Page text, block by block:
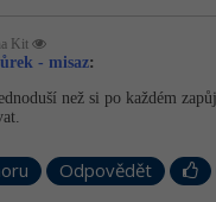
Kit
- misaz:
než si po každém
Odpovědět